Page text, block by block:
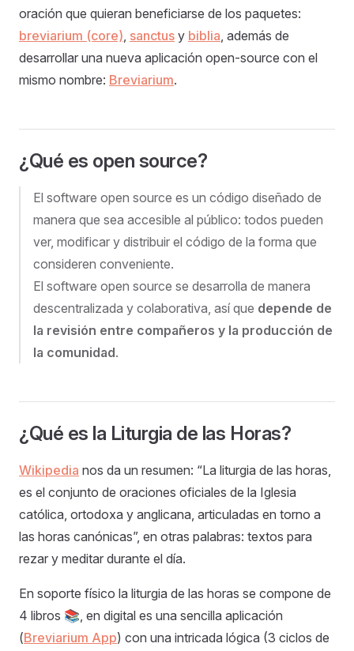
oración que quieran beneficiarse de los paquetes:
breviarium (core), sanctus y biblia, además de
desarrollar una nueva aplicación open-source con el
mismo nombre: Breviarium.
¿Qué es open source?
El software open source es un código diseñado de
manera que sea accesible al público: todos pueden
ver, modificar y distribuir el código de la forma que
consideren conveniente.
El software open source se desarrolla de manera
descentralizada y colaborativa, así que depende de
la revisión entre compañeros y la producción de
la comunidad.
¿Qué es la Liturgia de las Horas?
Wikipedia nos da un resumen: “La liturgia de las horas,
es el conjunto de oraciones oficiales de la Iglesia
católica, ortodoxa y anglicana, articuladas en torno a
las horas canónicas”, en otras palabras: textos para
rezar y meditar durante el día.
En soporte físico la liturgia de las horas se compone de
4 libros 📚, en digital es una sencilla aplicación
(Breviarium App) con una intricada lógica (3 ciclos de